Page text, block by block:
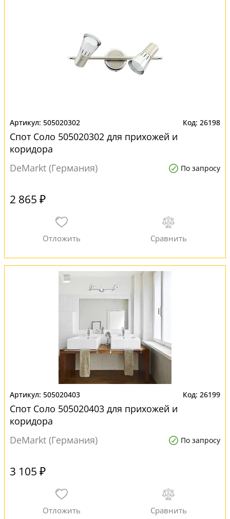
505020302 26198
Спот Соло 505020302 для прихожей и
коридора
DeMarkt (Германия)
По запросу
2 865 ₽
505020403 26199
Спот Соло 505020403 для прихожей и
коридора
DeMarkt (Германия)
По запросу
3 105 ₽